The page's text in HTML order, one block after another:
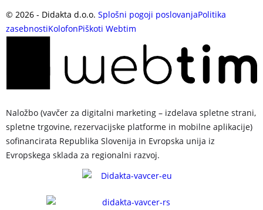
© 2026 - Didakta d.o.o. Splošni pogoji poslovanjaPolitika
zasebnostiKolofonPiškoti Webtim
Naložbo (vavčer za digitalni marketing – izdelava spletne strani,
spletne trgovine, rezervacijske platforme in mobilne aplikacije)
sofinancirata Republika Slovenija in Evropska unija iz
Evropskega sklada za regionalni razvoj.